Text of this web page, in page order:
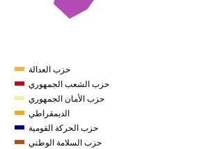
حزب العدالة
حزب الشعب الجمهوري
حزب الأمان الجمهوري
الديمقراطي
حزب الحركة القومية
حزب السلامة الوطني